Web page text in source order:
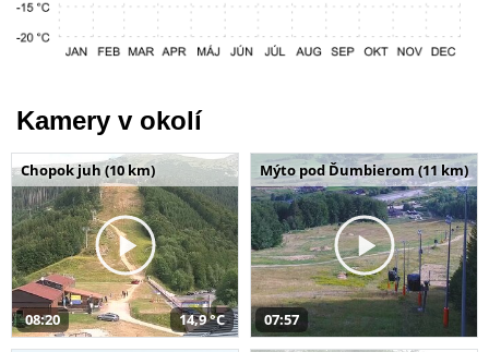
Kamery v okolí
Chopok juh (10 km)
08:20 14,9 °C
Mýto pod Ďumbierom (11 km)
07:57